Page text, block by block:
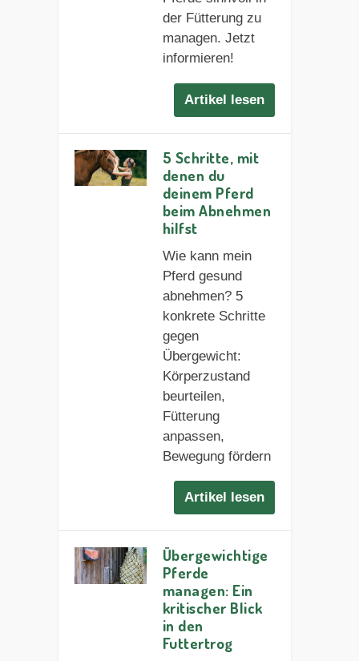
der Fütterung zu
managen. Jetzt
informieren!
Artikel lesen
5 Schritte, mit
denen du
deinem Pferd
beim Abnehmen
hilfst
Wie kann mein
Pferd gesund
abnehmen? 5
konkrete Schritte
gegen
Übergewicht:
Körperzustand
beurteilen,
Fütterung
anpassen,
Bewegung fördern
Artikel lesen
Übergewichtige
Pferde
managen: Ein
kritischer Blick
in den
Futtertrog